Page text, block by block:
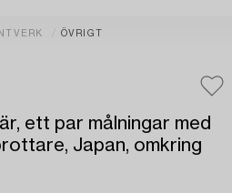
ÖVRIGT
ett par målningar med
Japan, omkring